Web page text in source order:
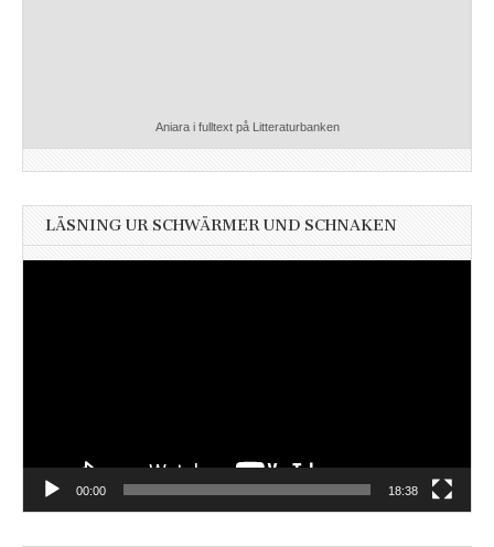
Aniara i fulltext på Litteraturbanken
LÄSNING UR SCHWÄRMER UND SCHNAKEN
00:00 18:38